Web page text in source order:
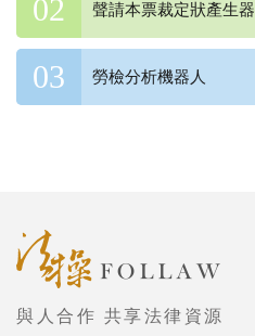
聲請本票裁定狀產生器
勞檢分析機器人
與人合作 共享法律資源